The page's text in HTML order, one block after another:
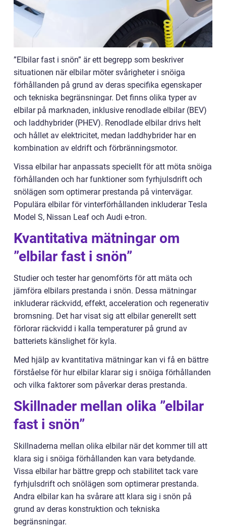
”Elbilar fast i snön” är ett begrepp som beskriver
situationen när elbilar möter svårigheter i snöiga
förhållanden på grund av deras specifika egenskaper
och tekniska begränsningar. Det finns olika typer av
elbilar på marknaden, inklusive renodlade elbilar (BEV)
och laddhybrider (PHEV). Renodlade elbilar drivs helt
och hållet av elektricitet, medan laddhybrider har en
kombination av eldrift och förbränningsmotor.
Vissa elbilar har anpassats speciellt för att möta snöiga
förhållanden och har funktioner som fyrhjulsdrift och
snölägen som optimerar prestanda på vintervägar.
Populära elbilar för vinterförhållanden inkluderar Tesla
Model S, Nissan Leaf och Audi e-tron.
Kvantitativa mätningar om
”elbilar fast i snön”
Studier och tester har genomförts för att mäta och
jämföra elbilars prestanda i snön. Dessa mätningar
inkluderar räckvidd, effekt, acceleration och regenerativ
bromsning. Det har visat sig att elbilar generellt sett
förlorar räckvidd i kalla temperaturer på grund av
batteriets känslighet för kyla.
Med hjälp av kvantitativa mätningar kan vi få en bättre
förståelse för hur elbilar klarar sig i snöiga förhållanden
och vilka faktorer som påverkar deras prestanda.
Skillnader mellan olika ”elbilar
fast i snön”
Skillnaderna mellan olika elbilar när det kommer till att
klara sig i snöiga förhållanden kan vara betydande.
Vissa elbilar har bättre grepp och stabilitet tack vare
fyrhjulsdrift och snölägen som optimerar prestanda.
Andra elbilar kan ha svårare att klara sig i snön på
grund av deras konstruktion och tekniska
begränsningar.